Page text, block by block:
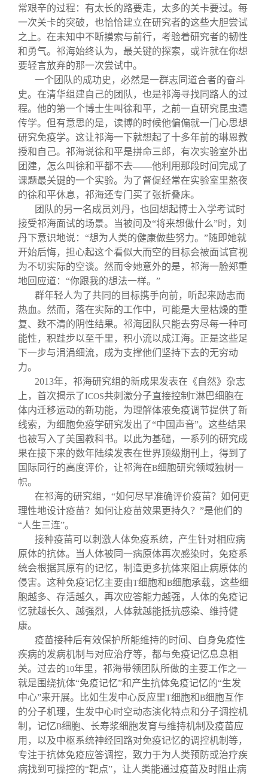
常艰辛的过程：有太长的路要走，太多的关卡要过。每
一次关卡的突破，也恰恰建立在研究者的这些大胆尝试
之上。在未知中不断摸索与前行，考验着研究者的韧性
和勇气。祁海始终认为，最关键的探索，或许就在你想
要轻言放弃的那一次尝试中。
一个团队的成功史，必然是一群志同道合者的奋斗
史。在清华组建自己的团队，也是祁海寻找同路人的过
程。他的第一个博士生叫徐和平，之前一直研究昆虫遗
传学。但有意思的是，读博的时候他偏偏就一门心思想
研究免疫学。这让祁海一下就想起了十多年前的琳恩教
授和自己。祁海说徐和平是拼命三郎，有次实验室外出
团建，怎么叫徐和平都不去——他利用那段时间完成了
课题最关键的一个实验。为了督促经常在实验室里熬夜
的徐和平休息，祁海还专门买了张折叠床。
团队的另一名成员刘丹，也回想起博士入学考试时
接受祁海面试的场景。当被问及“将来想做什么”时，刘
丹下意识地说：“想为人类的健康做些努力。”随即她就
开始后悔，担心起这个看似大而空的目标会被面试官视
为不切实际的空谈。然而令她意外的是，祁海一脸郑重
地回应道：“你跟我的想法一样。”
群年轻人为了共同的目标携手向前，听起来励志而
热血。然而，落在实际的工作中，可能是大量枯燥的重
复、数不清的阴性结果。祁海团队只能去穷尽每一种可
能性，积跬步以至千里，积小流以成江海。正是这些足
下一步与涓涓细流，成为支撑他们坚持下去的无穷动
力。
2013年，祁海研究组的新成果发表在《自然》杂志
上，首次揭示了ICOS共刺激分子直接控制 T淋巴细胞在
体内迁移运动的新功能，为理解体液免疫调节提供了新
线索，为细胞免疫学研究发出了“中国声音”。这些结果
也被写入了美国教科书。以此为基础，一系列的研究成
果在接下来的数年陆续发表在世界顶级期刊上，得到了
国际同行的高度评价，让祁海在B细胞研究领域独树一
帜。
在祁海的研究组，“如何尽早准确评价疫苗？如何更
理性地设计疫苗？如何让疫苗效果更持久？”是他们的
“人生三连”。
接种疫苗可以刺激人体免疫系统，产生针对相应病
原体的抗体。当人体被同一病原体再次感染时，免疫系
统会根据其原有的记忆，制造更多抗体来阻止病原体的
侵害。这种免疫记忆主要由T细胞和B细胞承载，这些细
胞越多、存活越久，再次应答能力越强，人体的免疫记
忆就越长久、越强烈，人体就越能抵抗感染、维持健
康。
疫苗接种后有效保护所能维持的时间、自身免疫性
疾病的发病机制与对应治疗等，都与免疫记忆息息相
关。过去的10年里，祁海带领团队所做的主要工作之一
就是围绕抗体“免疫记忆”和产生抗体免疫记忆的“生发
中心”来开展。比如生发中心反应里T细胞和B细胞互作
的分子机理，生发中心时空动态演化特点和分子调控机
制，记忆B细胞、长寿浆细胞发育与维持机制及疫苗应
用，以及中枢系统神经回路对免疫记忆的调控机制等，
专注于抗体免疫应答调控，致力于为人类预防或治疗疾
病找到可操控的“靶点”，让人类能通过疫苗及时阻止病